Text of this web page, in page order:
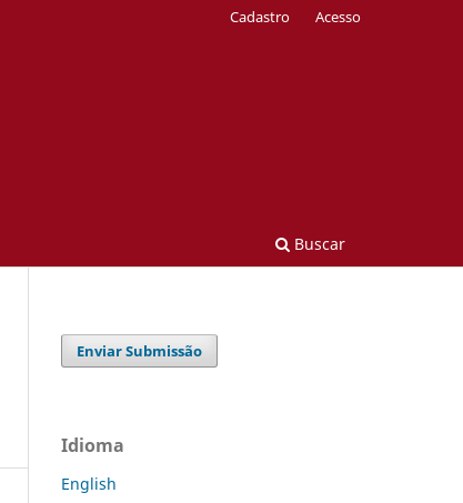
Buscar
Cadastro Acesso
Enviar Submissão
Idioma
English